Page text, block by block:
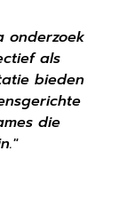
onderzoek
als
bieden
die